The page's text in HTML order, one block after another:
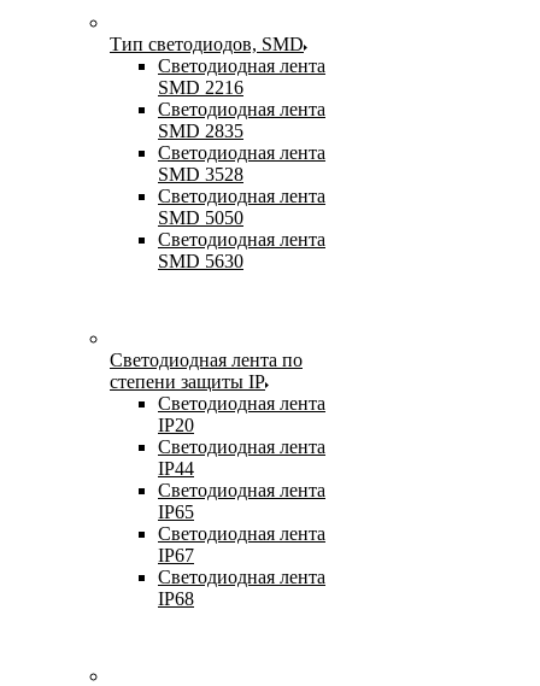
Тип светодиодов, SMD
Cветодиодная лента
SMD 2216
Светодиодная лента
SMD 2835
Светодиодная лента
SMD 3528
Светодиодная лента
SMD 5050
Светодиодная лента
SMD 5630
Светодиодная лента по
степени защиты IP
Светодиодная лента
IP20
Светодиодная лента
IP44
Светодиодная лента
IP65
Светодиодная лента
IP67
Светодиодная лента
IP68